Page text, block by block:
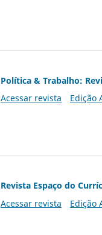
Política & Trabalho:
Acessar revista
Edição
Revista Espaço do
Acessar revista
Edição